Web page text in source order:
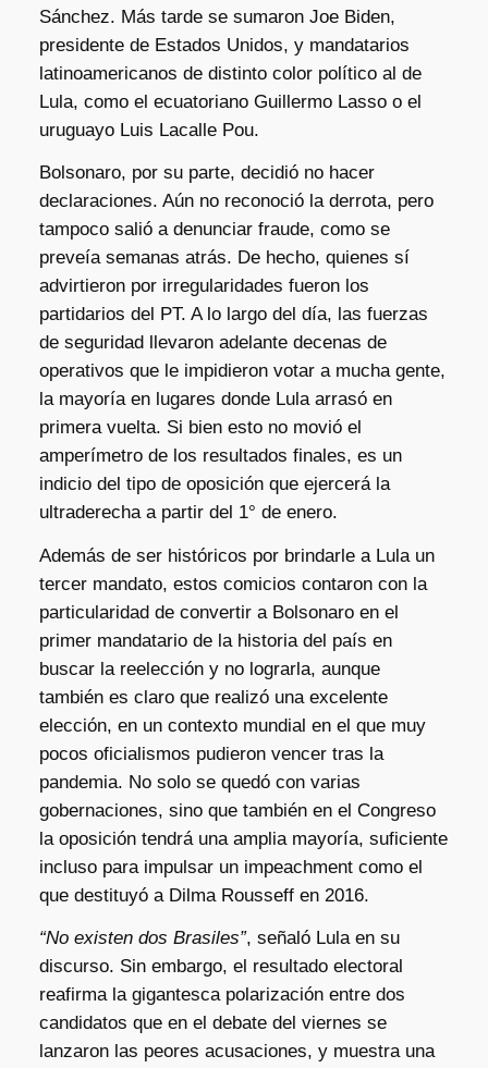
Sánchez. Más tarde se sumaron Joe Biden,
presidente de Estados Unidos, y mandatarios
latinoamericanos de distinto color político al de
Lula, como el ecuatoriano Guillermo Lasso o el
uruguayo Luis Lacalle Pou.
Bolsonaro, por su parte, decidió no hacer
declaraciones. Aún no reconoció la derrota, pero
tampoco salió a denunciar fraude, como se
preveía semanas atrás. De hecho, quienes sí
advirtieron por irregularidades fueron los
partidarios del PT. A lo largo del día, las fuerzas
de seguridad llevaron adelante decenas de
operativos que le impidieron votar a mucha gente,
la mayoría en lugares donde Lula arrasó en
primera vuelta. Si bien esto no movió el
amperímetro de los resultados finales, es un
indicio del tipo de oposición que ejercerá la
ultraderecha a partir del 1° de enero.
Además de ser históricos por brindarle a Lula un
tercer mandato, estos comicios contaron con la
particularidad de convertir a Bolsonaro en el
primer mandatario de la historia del país en
buscar la reelección y no lograrla, aunque
también es claro que realizó una excelente
elección, en un contexto mundial en el que muy
pocos oficialismos pudieron vencer tras la
pandemia. No solo se quedó con varias
gobernaciones, sino que también en el Congreso
la oposición tendrá una amplia mayoría, suficiente
incluso para impulsar un impeachment como el
que destituyó a Dilma Rousseff en 2016.
“No existen dos Brasiles”, señaló Lula en su
discurso. Sin embargo, el resultado electoral
reafirma la gigantesca polarización entre dos
candidatos que en el debate del viernes se
lanzaron las peores acusaciones, y muestra una